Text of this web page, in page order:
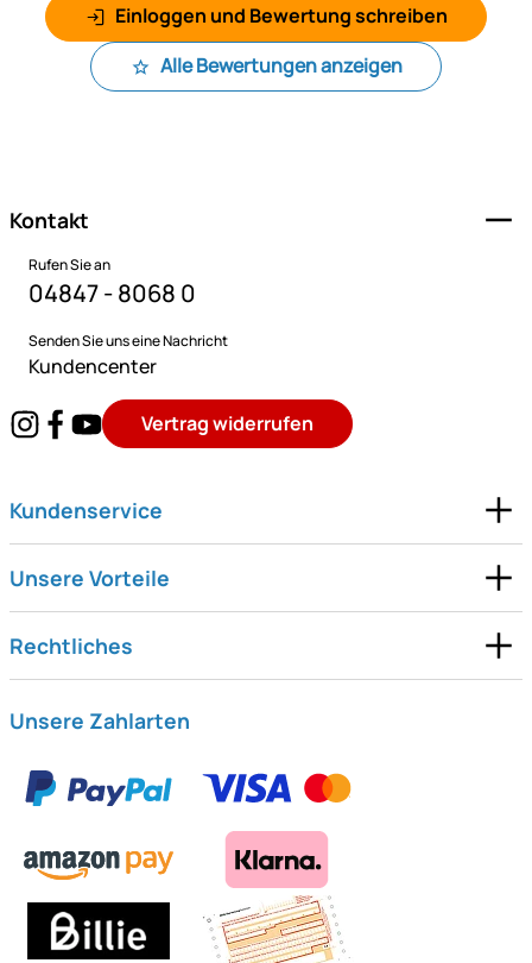
Einloggen und Bewertung schreiben
Alle Bewertungen anzeigen
Kontakt
Rufen Sie an
04847 - 8068 0
Senden Sie uns eine Nachricht
Kundencenter
Vertrag widerrufen
Kundenservice
Unsere Vorteile
Rechtliches
Unsere Zahlarten